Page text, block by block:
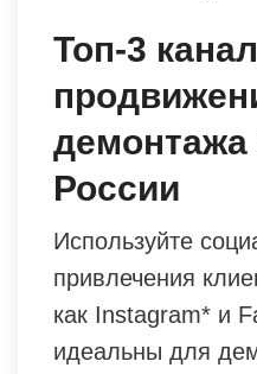
Топ-3
демонтажа
России
Используйте
привлечения
как Instagram* и
идеальны для